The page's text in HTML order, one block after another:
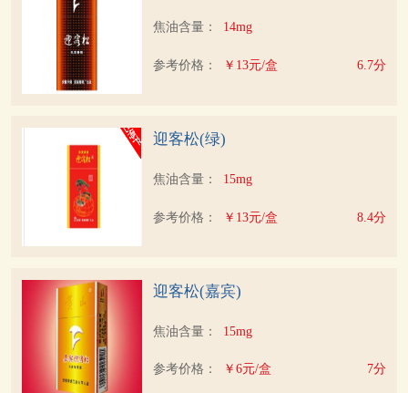
焦油含量： 14mg
参考价格： ￥13元/盒 6.7分
迎客松(绿)
焦油含量： 15mg
参考价格： ￥13元/盒 8.4分
迎客松(嘉宾)
焦油含量： 15mg
参考价格： ￥6元/盒 7分